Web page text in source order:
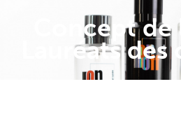
Concept de
Lauréats des